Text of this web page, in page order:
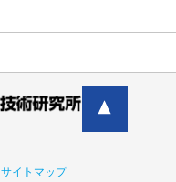
サイトマップ